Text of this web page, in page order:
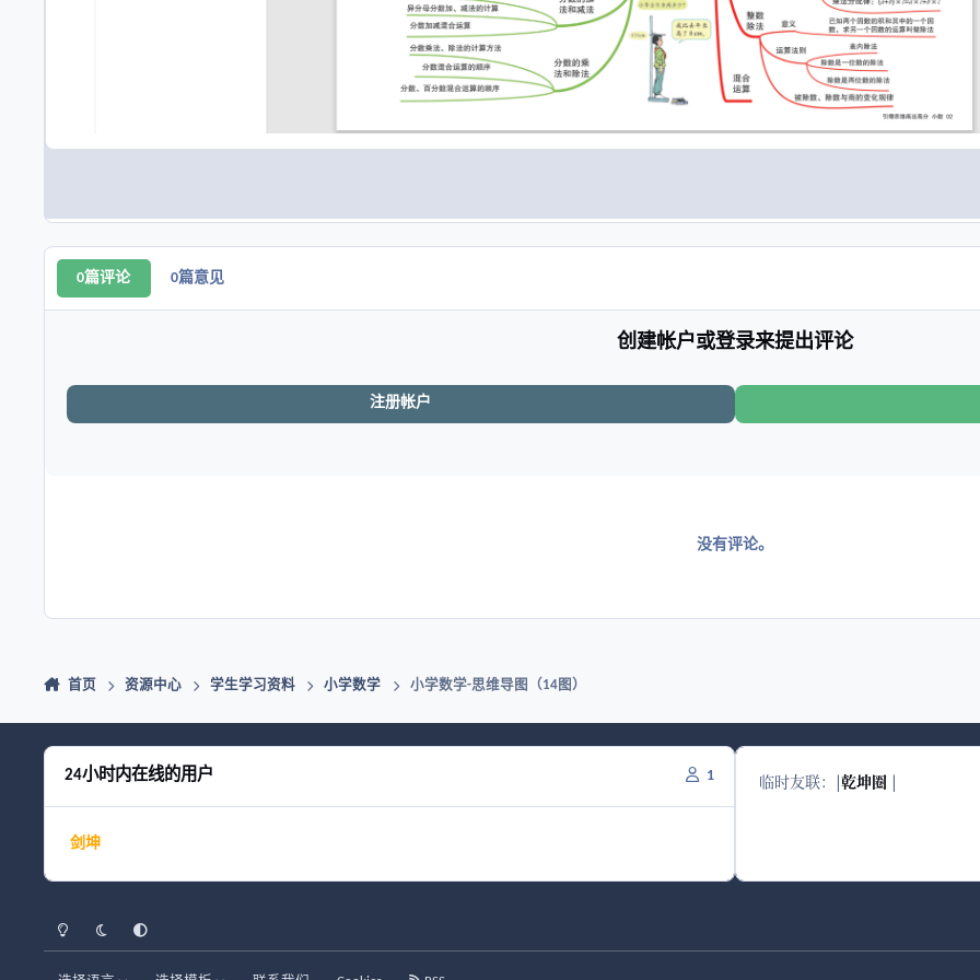
0篇评论 0篇意见
创建帐户或登录来提出评论
注册帐户
没有评论。
首页 资源中心 学生学习资料 小学数学 小学数学-思维导图（14图）
24小时内在线的用户 1
剑坤
临时友联： |乾坤圈 |
浅色模式黑暗模式系统偏好